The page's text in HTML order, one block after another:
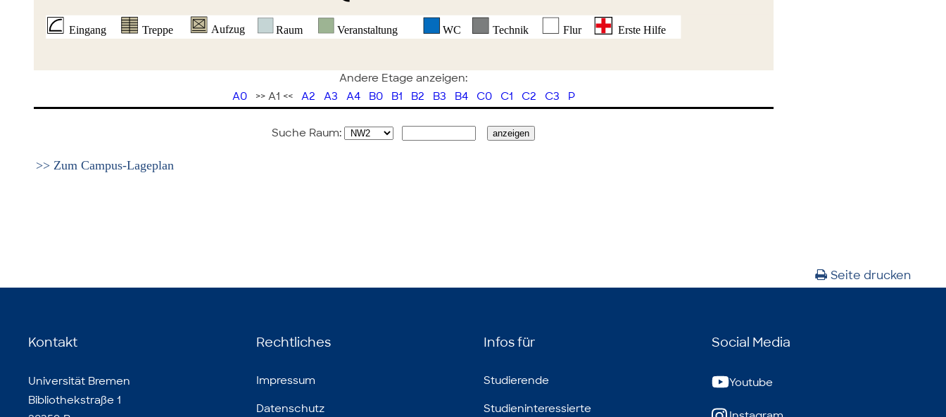
Andere Etage anzeigen:
A0
>> A1 << A2 A3 A4 B0 B1 B2 B3 B4 C0 C1 C2 C3 P
Suche Raum:
>> Zum Campus-Lageplan
Seite drucken
Kontakt
Universität Bremen
Bibliothekstraße 1
Rechtliches
Impressum
Datenschutz
Infos für
Studierende
Studieninteressierte
Social Media
Youtube